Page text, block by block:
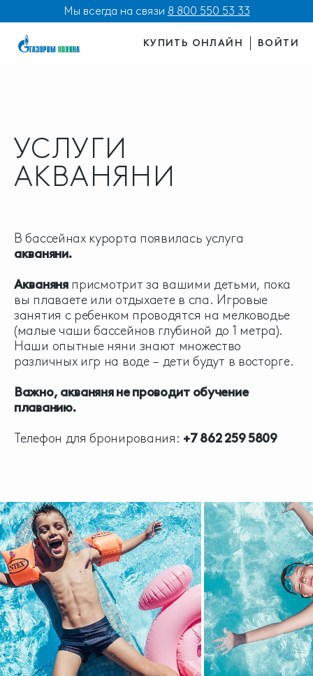
Мы всегда на связи 8 800 550 53 33
КУПИТЬ ОНЛАЙН ВОЙТИ
УСЛУГИ
АКВАНЯНИ
В бассейнах курорта появилась услуга
акваняни.
Акваняняприсмотрит за вашими детьми, пока
вы плаваете или отдыхаете в спа. Игровые
занятия с ребенком проводятся на мелководье
(малые чаши бассейнов глубиной до 1 метра).
Наши опытные няни знают множество
различных игр на воде – дети будут в восторге.
Важно, акваняня не проводит обучение
плаванию.
Телефон для бронирования: +7 862 259 5809